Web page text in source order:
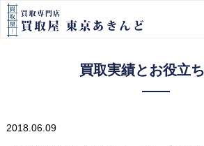
買取実績とお役立
2018.06.09